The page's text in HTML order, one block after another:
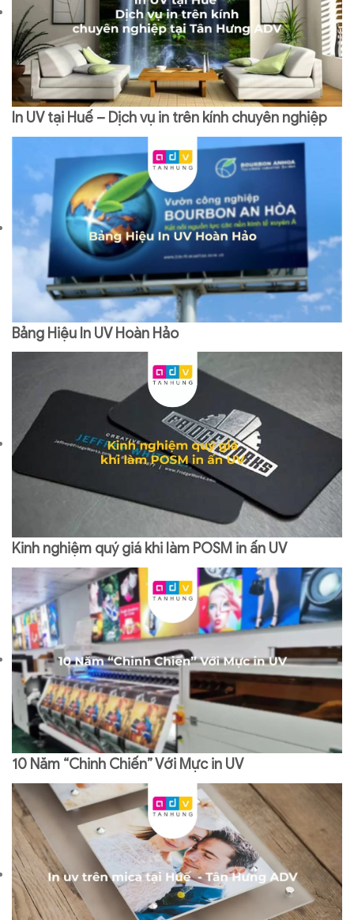
In UV tại Huế – Dịch vụ in trên kính chuyên nghiệp
Bảng Hiệu In UV Hoàn Hảo
Kinh nghiệm quý giá khi làm POSM in ấn UV
10 Năm “Chinh Chiến” Với Mực in UV